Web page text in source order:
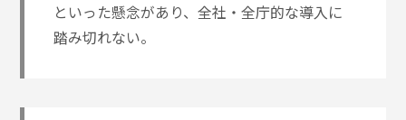
といった懸念があり、全社・全庁的な導入に
踏み切れない。